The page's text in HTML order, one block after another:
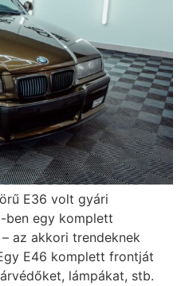
E36 volt gyári
ben egy komplett
az akkori trendeknek
E46 komplett frontját
lámpákat, stb.